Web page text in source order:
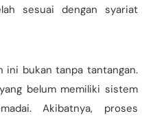
sesuai dengan syariat
ini bukan tanpa tantangan.
belum memiliki sistem
Akibatnya, proses